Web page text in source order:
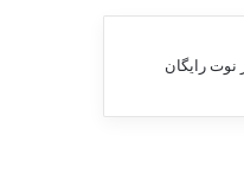
نوت رایگان